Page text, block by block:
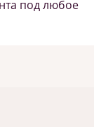
под любое